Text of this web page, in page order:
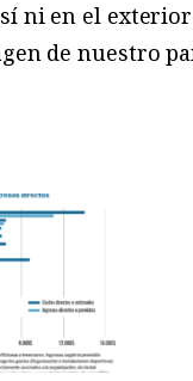
ni en el
de nuestro